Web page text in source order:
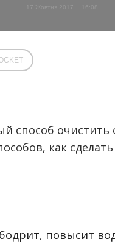
17 Жовтня 2017
способ
как
повысит